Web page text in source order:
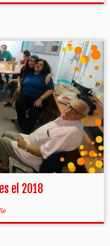
el 2018